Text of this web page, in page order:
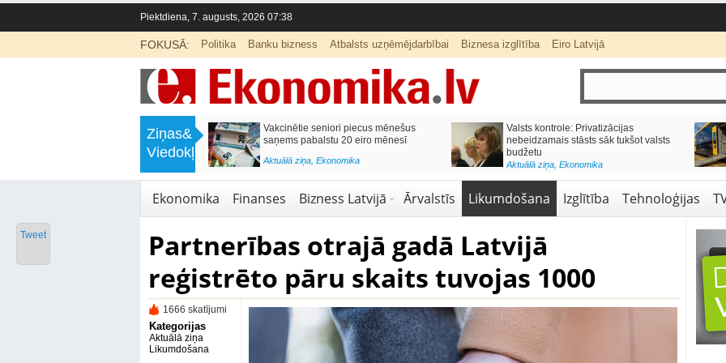
Piektdiena, 7. augusts, 2026 07:38
FOKUSĀ: Politika Banku bizness Atbalsts uzņēmējdarbībai Biznesa izglītība Eiro Latvijā
Ziņas&
Viedokļi
Septiņos mēnešos Vivi vilcienos
pārvadāti 12 miljoni pasažieru; jūlijā
Naudas glabāšana mājās var izmaksāt
simtiem eiro gadā
Aktuālā ziņa, Finanses
Katrs desmitais mājokļa kredīta
pieteikums tiek noraidīts negatīvas
kredītvēstures dēļ
Aktuālā ziņa, Finanses
Ekonomika Finanses Bizness Latvijā Ārvalstīs Likumdošana Izglītība Tehnoloģijas
Partnerības otrajā gadā Latvijā
reģistrēto pāru skaits tuvojas 1000
1666 skatījumi
Kategorijas
Aktuālā ziņa
Likumdošana
Tweet